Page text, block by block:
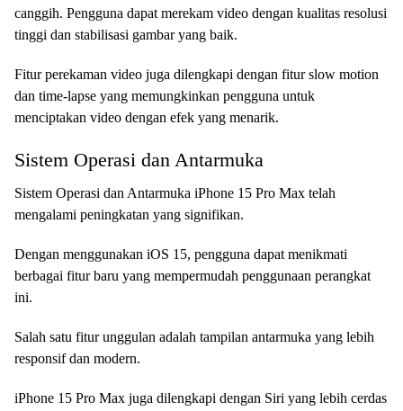
canggih. Pengguna dapat merekam video dengan kualitas resolusi
tinggi dan stabilisasi gambar yang baik.
Fitur perekaman video juga dilengkapi dengan fitur slow motion
dan time-lapse yang memungkinkan pengguna untuk
menciptakan video dengan efek yang menarik.
Sistem Operasi dan Antarmuka
Sistem Operasi dan Antarmuka iPhone 15 Pro Max telah
mengalami peningkatan yang signifikan.
Dengan menggunakan iOS 15, pengguna dapat menikmati
berbagai fitur baru yang mempermudah penggunaan perangkat
ini.
Salah satu fitur unggulan adalah tampilan antarmuka yang lebih
responsif dan modern.
iPhone 15 Pro Max juga dilengkapi dengan Siri yang lebih cerdas